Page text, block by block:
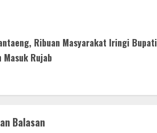
Ribuan Masyarakat Iringi Bupati
Masuk Rujab
Balasan